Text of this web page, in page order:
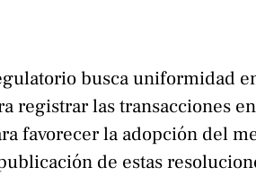
busca uniformidad
registrar las transacciones
favorecer la adopción del
de estas